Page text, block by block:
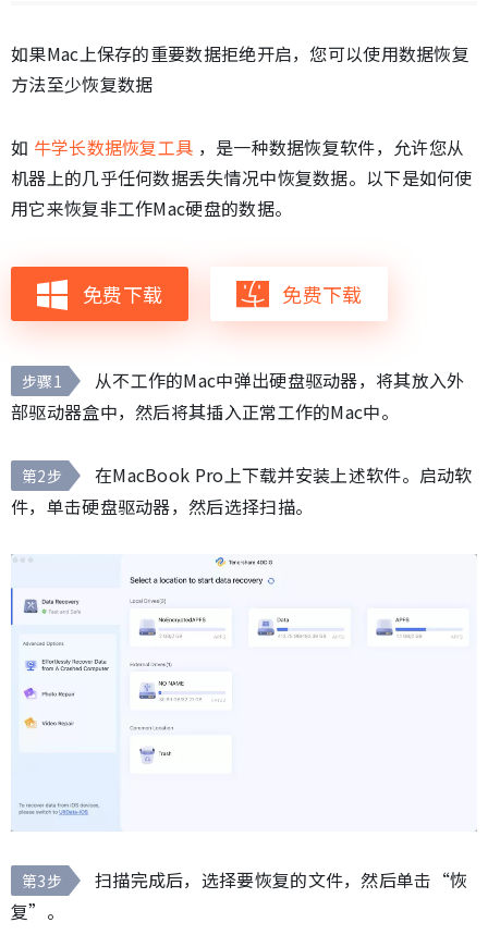
如果Mac上保存的重要数据拒绝开启，您可以使用数据恢复
方法至少恢复数据
如 牛学长数据恢复工具 ，是一种数据恢复软件，允许您从
机器上的几乎任何数据丢失情况中恢复数据。以下是如何使
用它来恢复非工作Mac硬盘的数据。
免费下载 免费下载
步骤1
从不工作的Mac中弹出硬盘驱动器，将其放入外
部驱动器盒中，然后将其插入正常工作的Mac中。
第2步
在MacBook Pro上下载并安装上述软件。启动软
件，单击硬盘驱动器，然后选择扫描。
第3步
扫描完成后，选择要恢复的文件，然后单击“恢
复”。